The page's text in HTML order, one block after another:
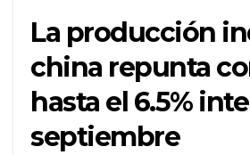
La producción
china repunta
hasta el 6.5%
septiembre